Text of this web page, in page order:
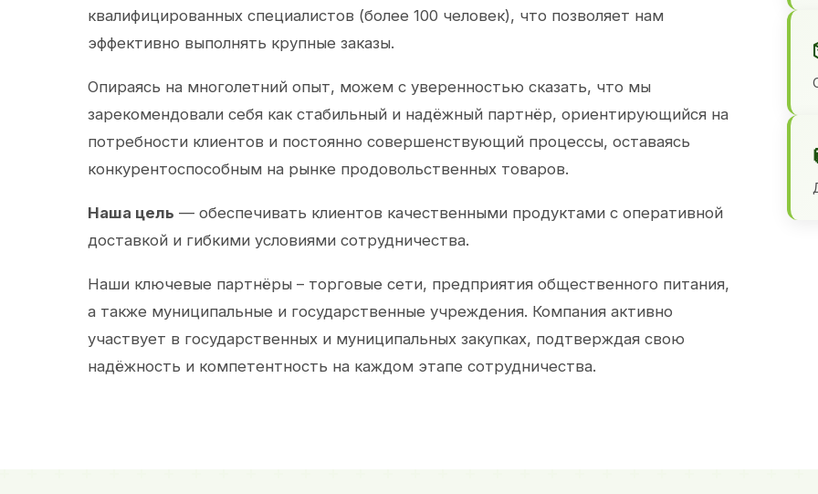
квалифицированных специалистов (более 100 человек), что позволяет нам
эффективно выполнять крупные заказы.
Опираясь на многолетний опыт, можем с уверенностью сказать, что мы
зарекомендовали себя как стабильный и надёжный партнёр, ориентирующийся на
потребности клиентов и постоянно совершенствующий процессы, оставаясь
конкурентоспособным на рынке продовольственных товаров.
Наша цель — обеспечивать клиентов качественными продуктами с оперативной
доставкой и гибкими условиями сотрудничества.
Наши ключевые партнёры – торговые сети, предприятия общественного питания,
а также муниципальные и государственные учреждения. Компания активно
участвует в государственных и муниципальных закупках, подтверждая свою
надёжность и компетентность на каждом этапе сотрудничества.